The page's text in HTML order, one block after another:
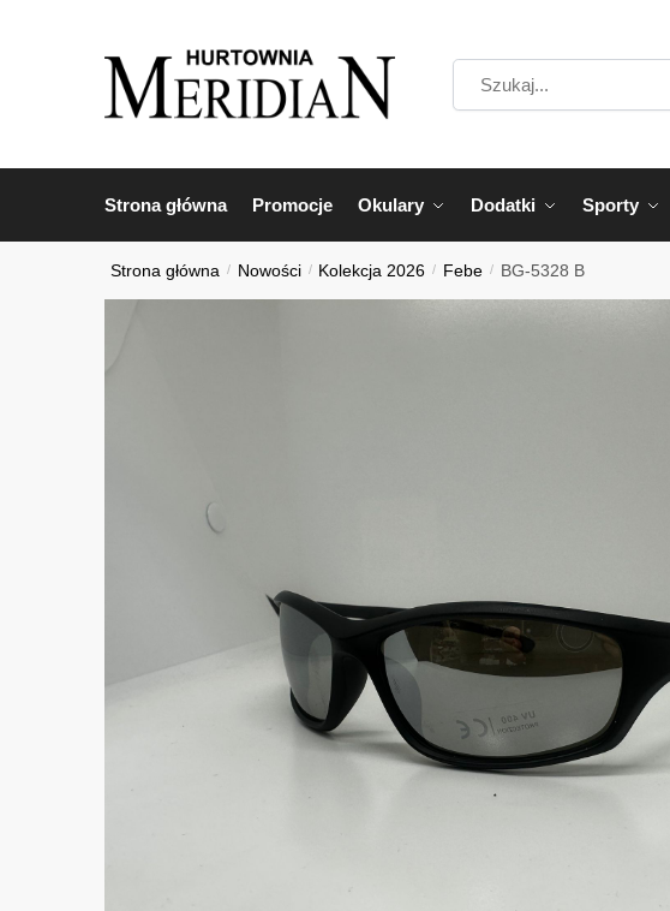
Strona główna Promocje Okulary Dodatki Sporty
Strona główna / Nowości / Kolekcja 2026 / Febe / BG-5328 B